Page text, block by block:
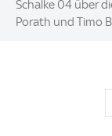
Schalke 04 über
Porath und Timo